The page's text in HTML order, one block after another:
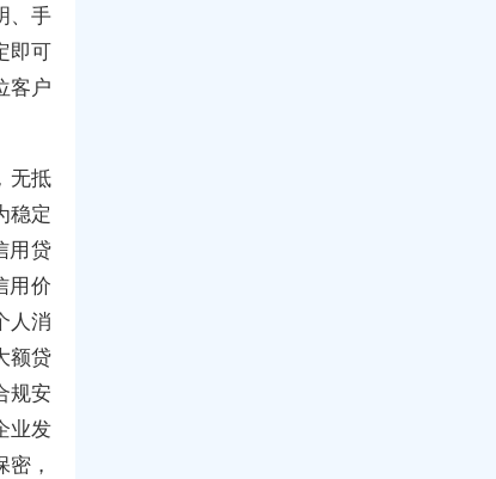
、手
即可
客户
无抵
稳定
用贷
用价
人消
额贷
规安
业发
，